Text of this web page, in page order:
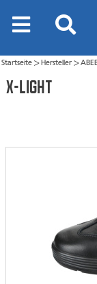
Startseite > Hersteller >
X-LIGHT